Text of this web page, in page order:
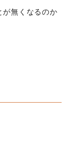
が無くなるのか